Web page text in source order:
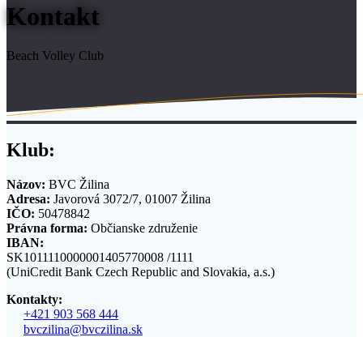
Kontakt
Beach Volley Club
Klub:
Názov: BVC Žilina
Adresa: Javorová 3072/7, 01007 Žilina
IČO: 50478842
Právna forma: Občianske združenie
IBAN:
SK1011110000001405770008 /1111
(UniCredit Bank Czech Republic and Slovakia, a.s.)
Kontakty:
+421 903 568 444
bvczilina@bvczilina.sk